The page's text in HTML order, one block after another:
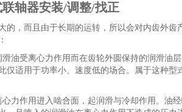
轴器安装/调整/找正
的，而且由于长期的运转，所以会对内齿外齿
油受离心力作用而在齿轮外圆保持的润滑油
仅适用于功率小、速度低的场合。属于这种型
力作用进入啮合面，起润滑与冷却作用。油